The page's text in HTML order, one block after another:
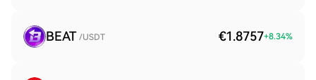
BEAT /USDT €1.8757+8.34%